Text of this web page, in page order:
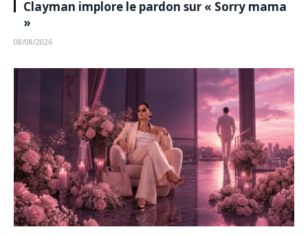
Clayman implore le pardon sur « Sorry mama
»
08/08/2026